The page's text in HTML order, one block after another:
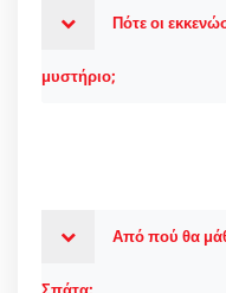
Πότε οι
μυστήριο;
Από πού θα